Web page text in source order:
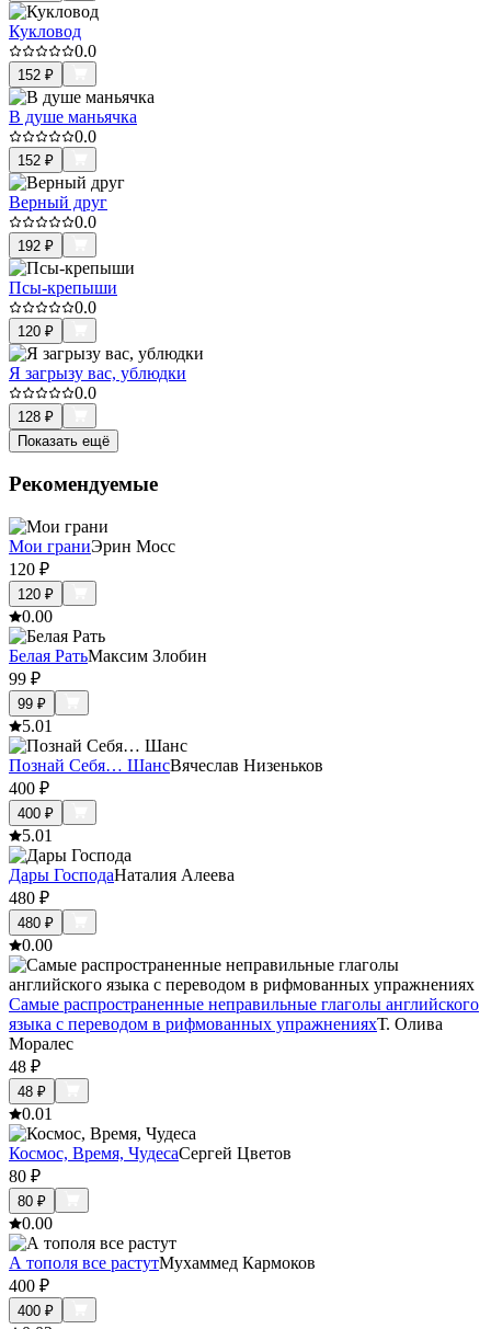
Кукловод
0.0
152 ₽
В душе маньячка
0.0
152 ₽
Верный друг
0.0
192 ₽
Псы-крепыши
0.0
120 ₽
Я загрызу вас, ублюдки
0.0
128 ₽
Показать ещё
Рекомендуемые
Мои граниЭрин Мосс
120 ₽
120 ₽
0.00
Белая РатьМаксим Злобин
99 ₽
99 ₽
5.01
Познай Себя… ШансВячеслав Низеньков
400 ₽
400 ₽
5.01
Дары ГосподаНаталия Алеева
480 ₽
480 ₽
0.00
Самые распространенные неправильные глаголы английского
языка с переводом в рифмованных упражненияхТ. Олива
Моралес
48 ₽
48 ₽
0.01
Космос, Время, ЧудесаСергей Цветов
80 ₽
80 ₽
0.00
А тополя все растутМухаммед Кармоков
400 ₽
400 ₽